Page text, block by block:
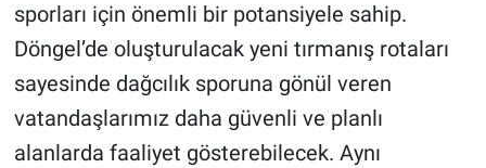
sporları için önemli bir potansiyele sahip.
Döngel’de oluşturulacak yeni tırmanış rotaları
sayesinde dağcılık sporuna gönül veren
vatandaşlarımız daha güvenli ve planlı
alanlarda faaliyet gösterebilecek. Aynı